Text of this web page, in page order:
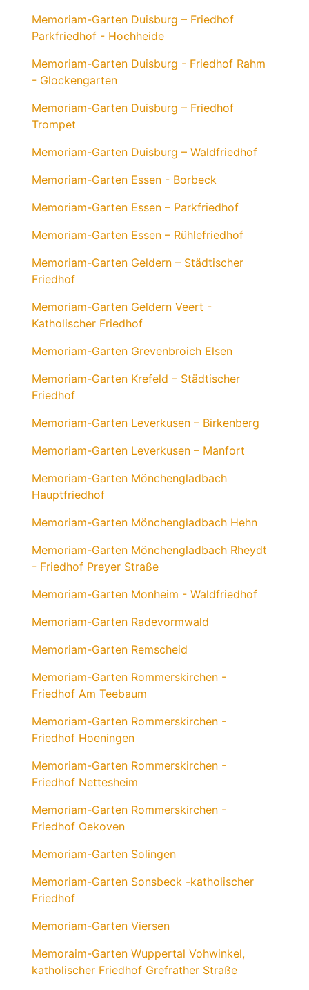
Memoriam-Garten Duisburg – Friedhof
Parkfriedhof - Hochheide
Memoriam-Garten Duisburg - Friedhof Rahm
- Glockengarten
Memoriam-Garten Duisburg – Friedhof
Trompet
Memoriam-Garten Duisburg – Waldfriedhof
Memoriam-Garten Essen - Borbeck
Memoriam-Garten Essen – Parkfriedhof
Memoriam-Garten Essen – Rühlefriedhof
Memoriam-Garten Geldern – Städtischer
Friedhof
Memoriam-Garten Geldern Veert -
Katholischer Friedhof
Memoriam-Garten Grevenbroich Elsen
Memoriam-Garten Krefeld – Städtischer
Friedhof
Memoriam-Garten Leverkusen – Birkenberg
Memoriam-Garten Leverkusen – Manfort
Memoriam-Garten Mönchengladbach
Hauptfriedhof
Memoriam-Garten Mönchengladbach Hehn
Memoriam-Garten Mönchengladbach Rheydt
- Friedhof Preyer Straße
Memoriam-Garten Monheim - Waldfriedhof
Memoriam-Garten Radevormwald
Memoriam-Garten Remscheid
Memoriam-Garten Rommerskirchen -
Friedhof Am Teebaum
Memoriam-Garten Rommerskirchen -
Friedhof Hoeningen
Memoriam-Garten Rommerskirchen -
Friedhof Nettesheim
Memoriam-Garten Rommerskirchen -
Friedhof Oekoven
Memoriam-Garten Solingen
Memoriam-Garten Sonsbeck -katholischer
Friedhof
Memoriam-Garten Viersen
Memoraim-Garten Wuppertal Vohwinkel,
katholischer Friedhof Grefrather Straße